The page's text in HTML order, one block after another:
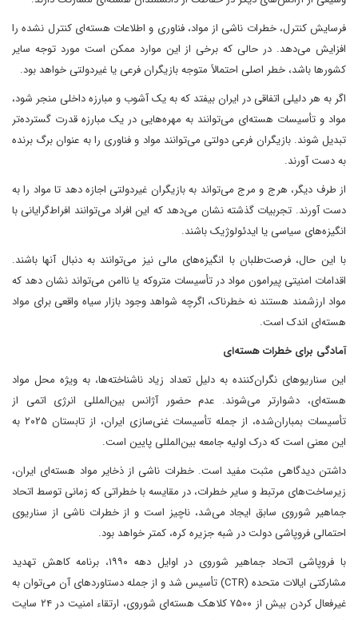
فرسایش کنترل، خطرات ناشی از مواد، فناوری و اطلاعات هسته‌ای کنترل نشده را
افزایش می‌دهد. در حالی که برخی از این موارد ممکن است مورد توجه سایر
کشورها باشد، خطر اصلی احتمالاً متوجه بازیگران فرعی یا غیردولتی خواهد بود.
اگر به هر دلیلی اتفاقی در ایران بیفتد که به یک آشوب و مبارزه داخلی منجر شود،
مواد و تأسیسات هسته‌ای می‌توانند به مهره‌هایی در یک مبارزه قدرت گسترده‌تر
تبدیل شوند. بازیگران فرعی دولتی می‌توانند مواد و فناوری را به عنوان برگ برنده
به دست آورند.
از طرف دیگر، هرج و مرج می‌تواند به بازیگران غیردولتی اجازه دهد تا مواد را به
دست آورند. تجربیات گذشته نشان می‌دهد که این افراد می‌توانند افراط‌گرایانی با
انگیزه‌های سیاسی یا ایدئولوژیک باشند.
با این حال، فرصت‌طلبان با انگیزه‌های مالی نیز می‌توانند به دنبال آنها باشند.
اقدامات امنیتی پیرامون مواد در تأسیسات متروکه یا ناامن می‌تواند نشان دهد که
مواد ارزشمند هستند نه خطرناک، اگرچه شواهد وجود بازار سیاه واقعی برای مواد
هسته‌ای اندک است.
آمادگی برای خطرات هسته‌ای
این سناریوهای نگران‌کننده به دلیل تعداد زیاد ناشناخته‌ها، به ویژه محل مواد
هسته‌ای، دشوارتر می‌شوند. عدم حضور آژانس بین‌المللی انرژی اتمی از
تأسیسات بمباران‌شده، از جمله تأسیسات غنی‌سازی ایران، از تابستان ۲۰۲۵ به
این معنی است که درک اولیه جامعه بین‌المللی پایین است.
داشتن دیدگاهی مثبت مفید است. خطرات ناشی از ذخایر مواد هسته‌ای ایران،
زیرساخت‌های مرتبط و سایر خطرات، در مقایسه با خطراتی که زمانی توسط اتحاد
جماهیر شوروی سابق ایجاد می‌شد، ناچیز است و از خطرات ناشی از سناریوی
احتمالی فروپاشی دولت در شبه جزیره کره، کمتر خواهد بود.
با فروپاشی اتحاد جماهیر شوروی در اوایل دهه ۱۹۹۰، برنامه کاهش تهدید
مشارکتی ایالات متحده (CTR) تأسیس شد و از جمله دستاوردهای آن می‌توان به
غیرفعال کردن بیش از ۷۵۰۰ کلاهک هسته‌ای شوروی، ارتقاء امنیت در ۲۴ سایت